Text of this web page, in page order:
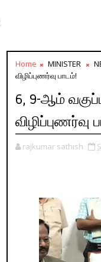
Home MINISTER
விழிப்புணர்வு பாடம்!
6, 9-ஆம்
விழிப்புணர்வு
rajkumar sathish